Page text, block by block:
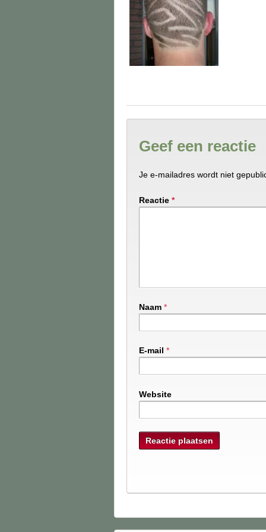
Geef een reactie
Je e-mailadres wordt niet
Reactie *
Naam *
E-mail *
Website